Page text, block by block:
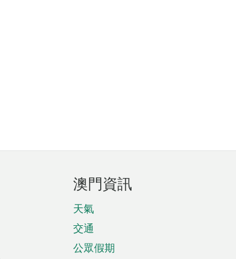
澳門資訊
天氣
交通
公眾假期